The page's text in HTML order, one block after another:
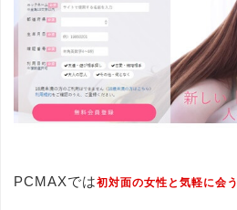
PCMAXでは初対面の女性と気軽に会う